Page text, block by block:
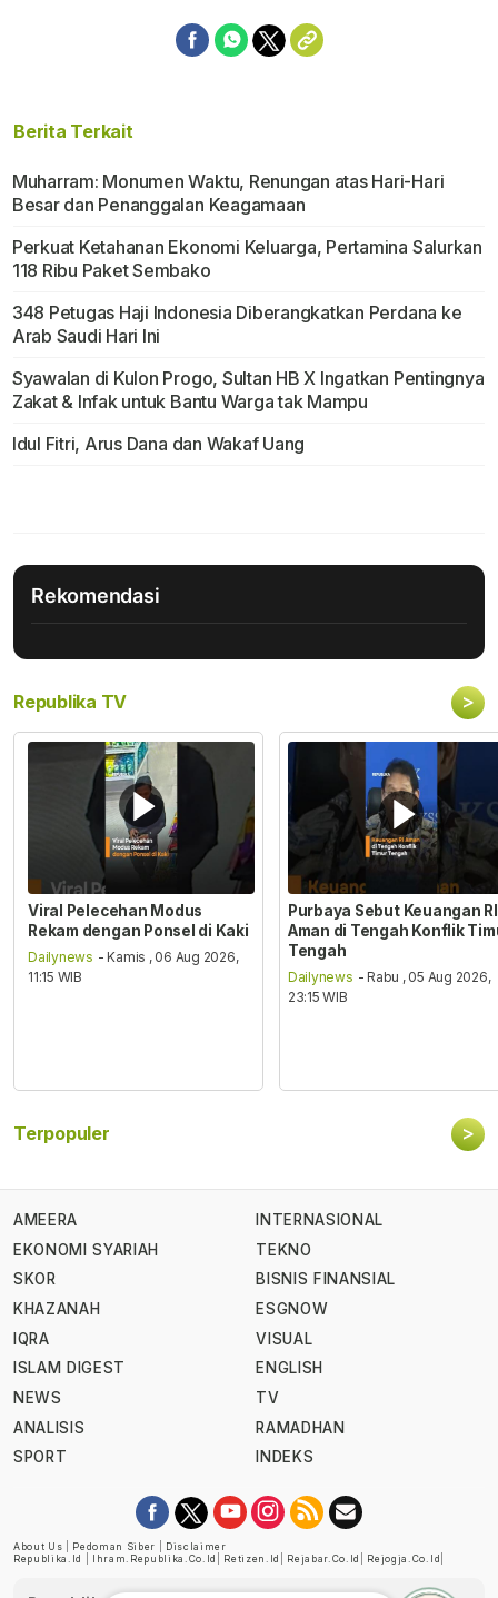
Berita Terkait
Muharram: Monumen Waktu, Renungan atas Hari-Hari
Besar dan Penanggalan Keagamaan
Perkuat Ketahanan Ekonomi Keluarga, Pertamina Salurkan
118 Ribu Paket Sembako
348 Petugas Haji Indonesia Diberangkatkan Perdana ke
Arab Saudi Hari Ini
Syawalan di Kulon Progo, Sultan HB X Ingatkan Pentingnya
Zakat & Infak untuk Bantu Warga tak Mampu
Idul Fitri, Arus Dana dan Wakaf Uang
Rekomendasi
Republika TV >
Viral Pelecehan Modus
Rekam dengan Ponsel di Kaki
Dailynews - Kamis , 06 Aug 2026,
11:15 WIB
Purbaya Sebut Keuangan RI
Aman di Tengah Konflik
Tengah
Dailynews - Rabu , 05 Aug 2026,
23:15 WIB
Terpopuler >
AMEERA
EKONOMI SYARIAH
SKOR
KHAZANAH
IQRA
ISLAM DIGEST
NEWS
ANALISIS
SPORT
INTERNASIONAL
TEKNO
BISNIS FINANSIAL
ESGNOW
VISUAL
ENGLISH
TV
RAMADHAN
INDEKS
About Us Pedoman Siber
Disclaimer
Republika.id
Ihram.republika.co.id Retizen.id Rejabar.co.id Rejogja.co.id